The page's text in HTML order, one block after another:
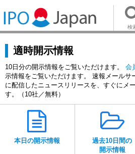
検
適時開示情報
10日分の開示情報をご覧いただけます。 会
示情報をご覧いただけます。 速報メールサ
に配信したニュースリリースを、すぐにメ
す。（10社／無料）
本日の開示情報
過去10日間の
開示情報